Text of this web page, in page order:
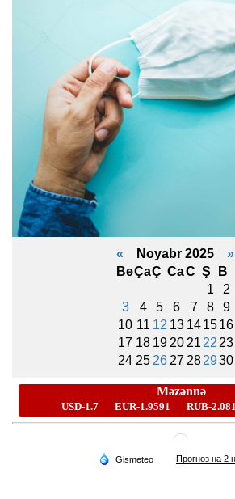
« Noyabr 2025 »
BeÇaÇ CaC Ş
B
1
2
3
4 5 6 7 8
9
10 11 12 13 141516
17 18 19 20 21 22 23
24 25 26 27 282930